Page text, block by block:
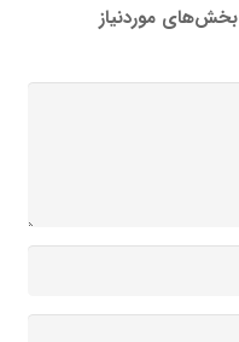
بخش‌های موردنیاز